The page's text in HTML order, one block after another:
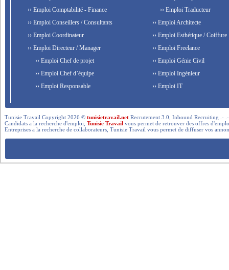
›› Emploi Comptabilité - Finance
›› Emploi Conseillers / Consultants
›› Emploi Coordinateur
›› Emploi Directeur / Manager
›› Emploi Chef de projet
›› Emploi Chef d’équipe
›› Emploi Responsable
›› Emploi Traducteur
›› Emploi Architecte
›› Emploi Esthétique / Coiffure
›› Emploi Freelance
›› Emploi Génie Civil
›› Emploi Ingénieur
›› Emploi IT
Tunisie Travail Copyright 2026 ©tunisietravail.net Recrutement 3.0, Inbound Recruiting .-
Candidats a la recherche d'emploi,Tunisie Travail vous permet de retrouver des offres
Entreprises a la recherche de collaborateurs, Tunisie Travail vous permet de diffuser vos